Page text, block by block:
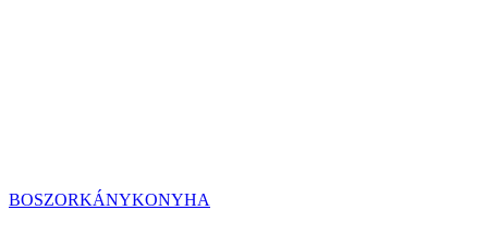
BOSZORKÁNYKONYHA